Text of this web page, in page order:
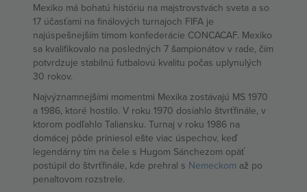
Mexiko má bohatú históriu na majstrovstvách sveta a so
17 účasťami na finálových turnajoch FIFA je
najúspešnejším tímom konfederácie CONCACAF. Mexiko
sa kvalifikovalo na posledných 7 šampionátov v rade, čím
potvrdzuje stabilnú futbalovú kvalitu počas uplynulých
30 rokov.
Najvýznamnejšími momentmi Mexika zostávajú MS 1970
a 1986, ktoré hostilo. V roku 1970 dosiahlo štvrťfinále, v
ktorom podľahlo Taliansku. Turnaj v roku 1986 na
domácej pôde priniesol ešte viac úspechov, keď
legendárny tím na čele s Hugom Sánchezom opäť
postúpil do štvrťfinále, kde prehral s Nemeckom až po
penaltovom rozstrele.